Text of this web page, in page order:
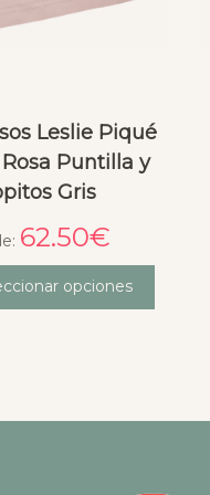
Leslie Piqué
Puntilla y
Gris
62.50€
opciones